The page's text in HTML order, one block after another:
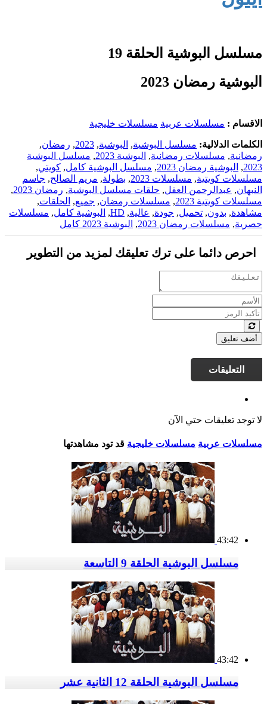
مسلسل البوشية الحلقة 19
البوشية رمضان 2023
الاقسام : مسلسلات عربية مسلسلات خليجية
الكلمات الدلالية: مسلسل البوشية, البوشية,
2023
, رمضان,
رمضانية, مسلسلات رمضانية, البوشية 2023 , مسلسل البوشية
2023
, البوشية رمضان 2023 , مسلسل البوشية كامل, كويتي,
مسلسلات كويتية, مسلسلات 2023 , بطولة, مريم الصالح, جاسم
النبهان, عبدالرحمن العقل, حلقات مسلسل البوشية, رمضان 2023
,
مسلسلات كويتية 2023
, مسلسلات رمضان, جميع, الحلقات,
مشاهدة, بدون, تحميل, جودة, عالية,
HD
, البوشية كامل, مسلسلات
حصرية, مسلسلات رمضان 2023 , البوشية 2023 كامل
احرص دائما على ترك تعليقك لمزيد من التطوير
أضف تعليق
التعليقات
لا توجد تعليقات حتي الآن
مسلسلات عربية مسلسلات خليجية قد تود مشاهدتها
43:42
مسلسل البوشية الحلقة 9 التاسعة
43:42
مسلسل البوشية الحلقة 12 الثانية عشر